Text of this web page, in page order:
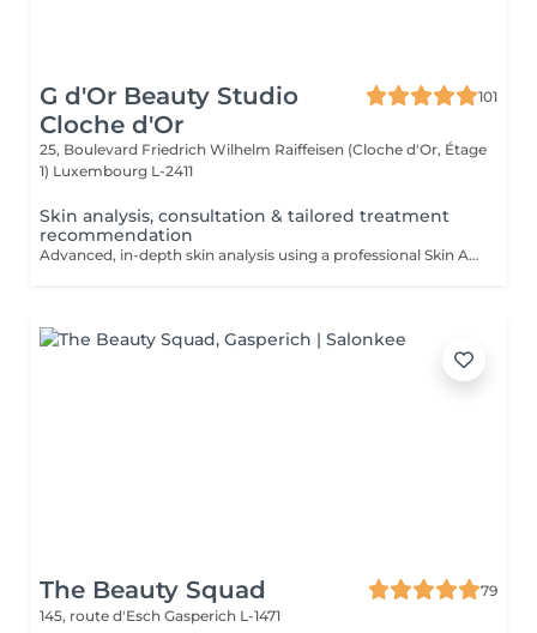
G d'Or Beauty Studio
Cloche d'Or
101
25, Boulevard Friedrich Wilhelm Raiffeisen (Cloche d'Or, Étage
1) Luxembourg L-2411
Skin analysis, consultation & tailored treatment
recommendation
Advanced, in-depth skin analysis using a professional Skin Analyzer, followed by a personalised consultation and tailored treatment recommendations.
The Beauty Squad
79
145, route d'Esch Gasperich L-1471